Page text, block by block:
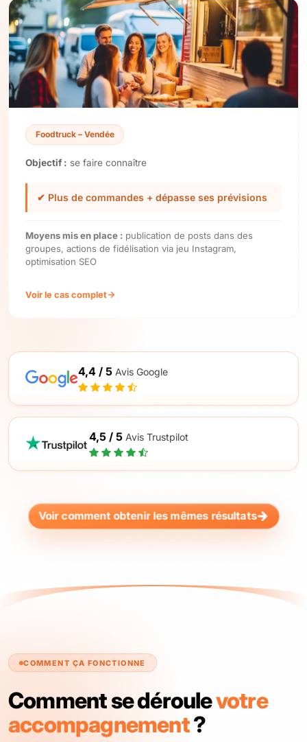
Foodtruck – Vendée
Objectif : se faire connaître
✔ Plus de commandes + dépasse ses prévisions
Moyens mis en place : publication de posts dans des
groupes, actions de fidélisation via jeu Instagram,
optimisation SEO
Voir le cas complet
4,4 / 5 Avis Google
4,5 / 5 Avis Trustpilot
Voir comment obtenir les mêmes résultats
COMMENT ÇA FONCTIONNE
Comment se déroulevotre
accompagnement?